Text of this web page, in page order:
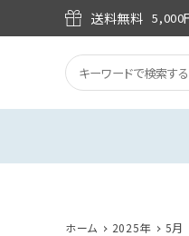
送料無料 5,000
ホーム 2025年 5月